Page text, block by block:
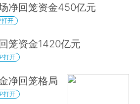
净回笼资金450亿元
打开
笼资金1420亿元
打开
净回笼格局
打开